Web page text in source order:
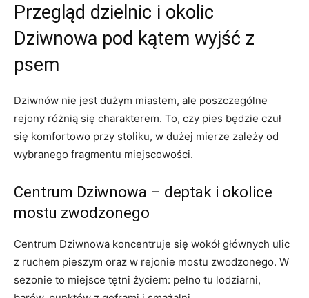
Przegląd dzielnic i okolic
Dziwnowa pod kątem wyjść z
psem
Dziwnów nie jest dużym miastem, ale poszczególne
rejony różnią się charakterem. To, czy pies będzie czuł
się komfortowo przy stoliku, w dużej mierze zależy od
wybranego fragmentu miejscowości.
Centrum Dziwnowa – deptak i okolice
mostu zwodzonego
Centrum Dziwnowa koncentruje się wokół głównych ulic
z ruchem pieszym oraz w rejonie mostu zwodzonego. W
sezonie to miejsce tętni życiem: pełno tu lodziarni,